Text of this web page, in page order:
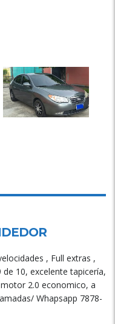
, Full extras ,
10, excelente tapicería,
2.0 economico, a
Whapsapp 7878-